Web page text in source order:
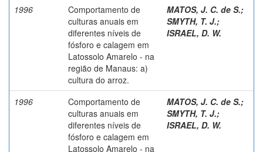
1996
Comportamento de
culturas anuais em
diferentes níveis de
fósforo e calagem em
Latossolo Amarelo - na
região de Manaus: a)
cultura do arroz.
MATOS, J. C. de S.;
SMYTH, T. J.;
ISRAEL, D. W.
1996
Comportamento de
culturas anuais em
diferentes níveis de
fósforo e calagem em
Latossolo Amarelo - na
MATOS, J. C. de S.;
SMYTH, T. J.;
ISRAEL, D. W.